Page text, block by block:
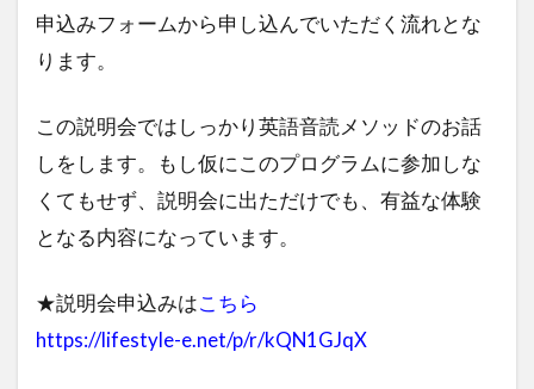
申込みフォームから申し込んでいただく流れとな
ります。
この説明会ではしっかり英語音読メソッドのお話
しをします。もし仮にこのプログラムに参加しな
くてもせず、説明会に出ただけでも、有益な体験
となる内容になっています。
★説明会申込みはこちら
https://lifestyle-e.net/p/r/kQN1GJqX